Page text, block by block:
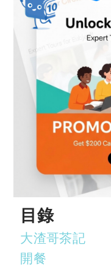
目錄
大渣哥茶記
開餐